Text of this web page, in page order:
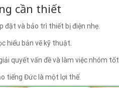
cần thiết
đặt và bảo trì thiết bị điện nhẹ.
hiểu bản vẽ kỹ thuật.
quyết vấn đề và làm việc nhóm tốt.
tiếng Đức là một lợi thế.